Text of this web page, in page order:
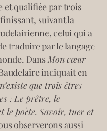
et qualifiée par trois
suivant la
celui qui a
traduire par le langage
Dans Mon cœur
indiquait en
que trois êtres
: Le prêtre, le
le poète. Savoir, tuer et
observerons aussi